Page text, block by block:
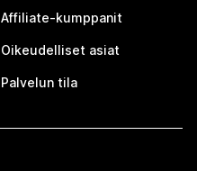
Affiliate-kumppanit
Oikeudelliset asiat
Palvelun tila